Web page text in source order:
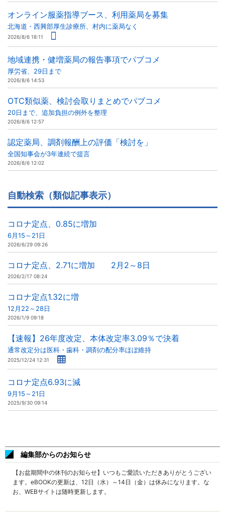
オンライン服薬指導ブース、利用薬局を募集
北海道・西興部厚生診療所、村内に薬局なく
2026/8/6 18:11
地域連携・健増薬局の報告事項でパブコメ
厚労省、29日まで
2026/8/6 14:53
OTC類似薬、検討会取りまとめでパブコメ
20日まで、追加負担の例外を整理
2026/8/6 12:57
認定薬局、調剤報酬上の評価「検討を」
全国知事会が3年連続で提言
2026/8/6 12:02
自動検索（類似記事表示）
コロナ定点、0.85に増加
6月15～21日
2026/6/29 09:26
コロナ定点、2.71に増加 2月2～8日
2026/2/17 08:24
コロナ定点1.32に増
12月22～28日
2026/1/9 09:18
【速報】26年度改定、本体改定率3.09％で決着
通常改定分は医科・歯科・調剤の配分率ほぼ維持
2025/12/24 12:31
コロナ定点6.93に減
9月15～21日
2025/9/30 09:14
編集部からのお知らせ
【お盆期間中の休刊のお知らせ】いつもご愛読いただきありがとうござい
ます。eBOOKの更新は、12日（水）～14日（金）は休みになります。な
お、WEBサイトは随時更新します。